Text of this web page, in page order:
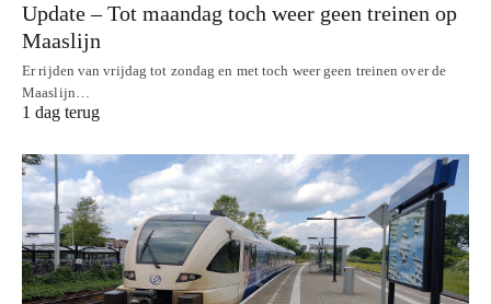
Update – Tot maandag toch weer geen treinen op
Maaslijn
Er rijden van vrijdag tot zondag en met toch weer geen treinen over de
Maaslijn…
1 dag terug